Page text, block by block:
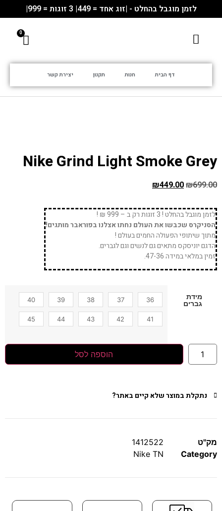
לזמן מוגבל בהחלט - |זוג אחד = 449| 3 זוגות = 999|
דף הבית חנות תקנון יצירת קשר
Nike Grind Light Smoke Grey
₪699.00
₪449.00
לזמן מוגבל בהחלט ! 3 זוגות רק ב – 999 ₪ !
הסניקרס שכבשו את העולם נחתו אצלנו בפוראבר מותגים!
מתוך שיתופי הפעולה החמים בעולם !
הדגם יוניסקס מתאים גם לנשים וגם לגברים.
זמין במלאי במידה 47-36.
מידת
גברים
36
37
38
39
40
41
42
43
44
45
הוספה לסל
נתקלת במוצר שלא קיים באתר?
מק"ט
1412522
Category
Nike TN